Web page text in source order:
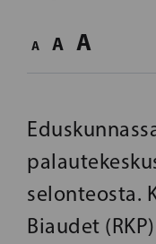
A A A
selonteosta.
Biaudet